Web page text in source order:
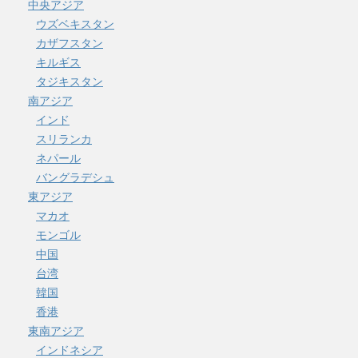
中央アジア
ウズベキスタン
カザフスタン
キルギス
タジキスタン
南アジア
インド
スリランカ
ネパール
バングラデシュ
東アジア
マカオ
モンゴル
中国
台湾
韓国
香港
東南アジア
インドネシア